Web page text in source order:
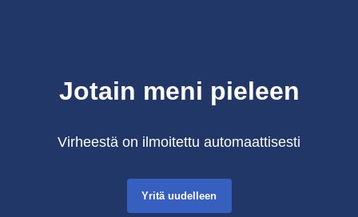
Jotain meni pieleen
Virheestä on ilmoitettu automaattisesti
Yritä uudelleen